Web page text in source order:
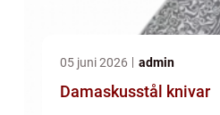
05 juni 2026 admin
Damaskusstål knivar